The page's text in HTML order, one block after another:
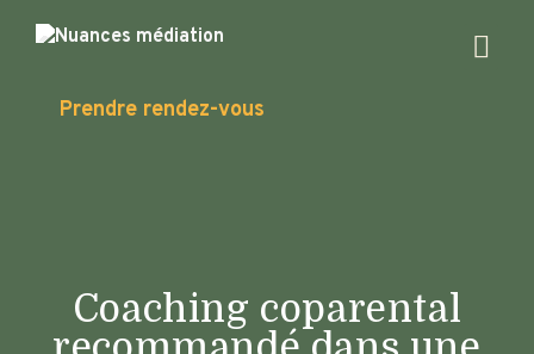
Prendre rendez-vous
Coaching coparental